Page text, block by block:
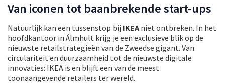
Van iconen tot baanbrekende start-ups
Natuurlijk kan een tussenstop bij IKEA niet ontbreken. In het
hoofdkantoor in Älmhult krijg je een exclusieve blik op de
nieuwste retailstrategieën van de Zweedse gigant. Van
circulariteit en duurzaamheid tot de nieuwste digitale
innovaties: IKEA is en blijft een van de meest
toonaangevende retailers ter wereld.